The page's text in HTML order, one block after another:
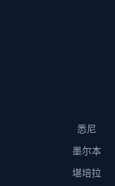
悉尼
墨尔本
堪培拉